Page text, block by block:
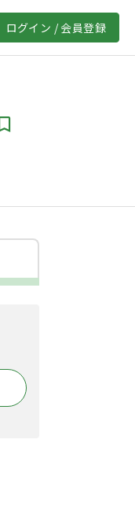
ログイン / 会員登録